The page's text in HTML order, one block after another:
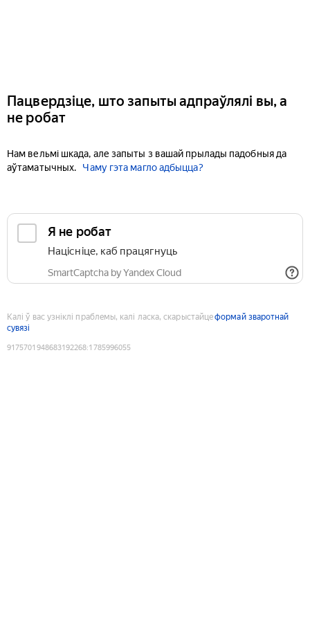
Пацвердзіце, што запыты адпраўлялі вы, а
не робат
Нам вельмі шкада, але запыты з вашай прылады падобныя да
аўтаматычных.
Чаму гэта магло адбыцца?
Я не робат
Націсніце, каб працягнуць
SmartCaptcha by Yandex Cloud
Калі ў вас узніклі праблемы, калі ласка, скарыстайцеформай зваротнай
сувязі
9175701948683192268:1785996055